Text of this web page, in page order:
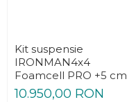
Kit suspensie
IRONMAN4x4
Foamcell PRO +5 cm
Toyota Hilux 2015-
10.950,00 RON